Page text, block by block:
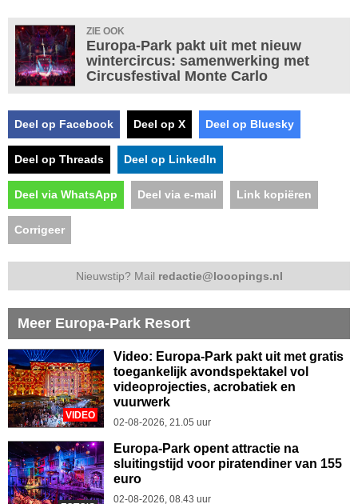
ZIE OOK
Europa-Park pakt uit met nieuw
wintercircus: samenwerking met
Circusfestival Monte Carlo
Deel op Facebook Deel op X Deel op Bluesky
Deel op Threads Deel op LinkedIn
Deel via WhatsApp Deel via e-mail Link kopiëren
Corrigeer
Nieuwstip? Mail redactie@looopings.nl
Meer Europa-Park Resort
VIDEO
Video: Europa-Park pakt uit met gratis
toegankelijk avondspektakel vol
videoprojecties, acrobatiek en
vuurwerk
02-08-2026, 21.05 uur
Europa-Park opent attractie na
sluitingstijd voor piratendiner van 155
euro
02-08-2026, 08.43 uur